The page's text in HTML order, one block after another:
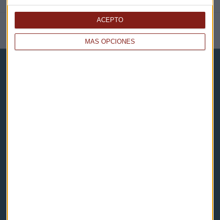
MÁS OPCIONES
ACEPTO
NOTICIAS RELACIONADAS